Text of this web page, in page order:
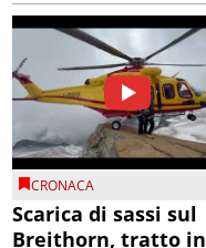
CRONACA
Scarica di sassi sul
Breithorn, tratto in